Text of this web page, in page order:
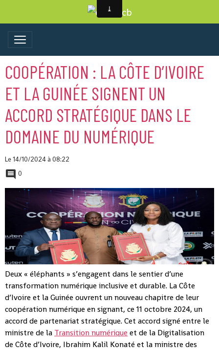
COOPÉRATION : LA CÔTE D’IVOIRE
ET LA GUINÉE SIGNENT UN
ACCORD STRATÉGIQUE DANS LE
DOMAINE DU NUMÉRIQUE
Le 14/10/2024à 08:22
0
Deux « éléphants » s’engagent dans le sentier d’une
transformation numérique inclusive et durable. La Côte
d’Ivoire et la Guinée ouvrent un nouveau chapitre de leur
coopération numérique en signant, ce 11 octobre 2024, un
accord de partenariat stratégique. Cet accord signé entre le
ministre de la Transition numérique et de la Digitalisation
de Côte d’Ivoire, Ibrahim Kalil Konaté et la ministre des